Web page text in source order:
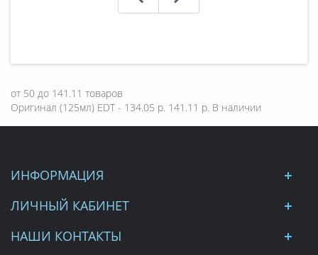
от 50 до 141.11 товаров
Оригинал (125мл) EDT - 134.05 р. 141.11 р. В наличии
ИНФОРМАЦИЯ
ЛИЧНЫЙ КАБИНЕТ
НАШИ КОНТАКТЫ